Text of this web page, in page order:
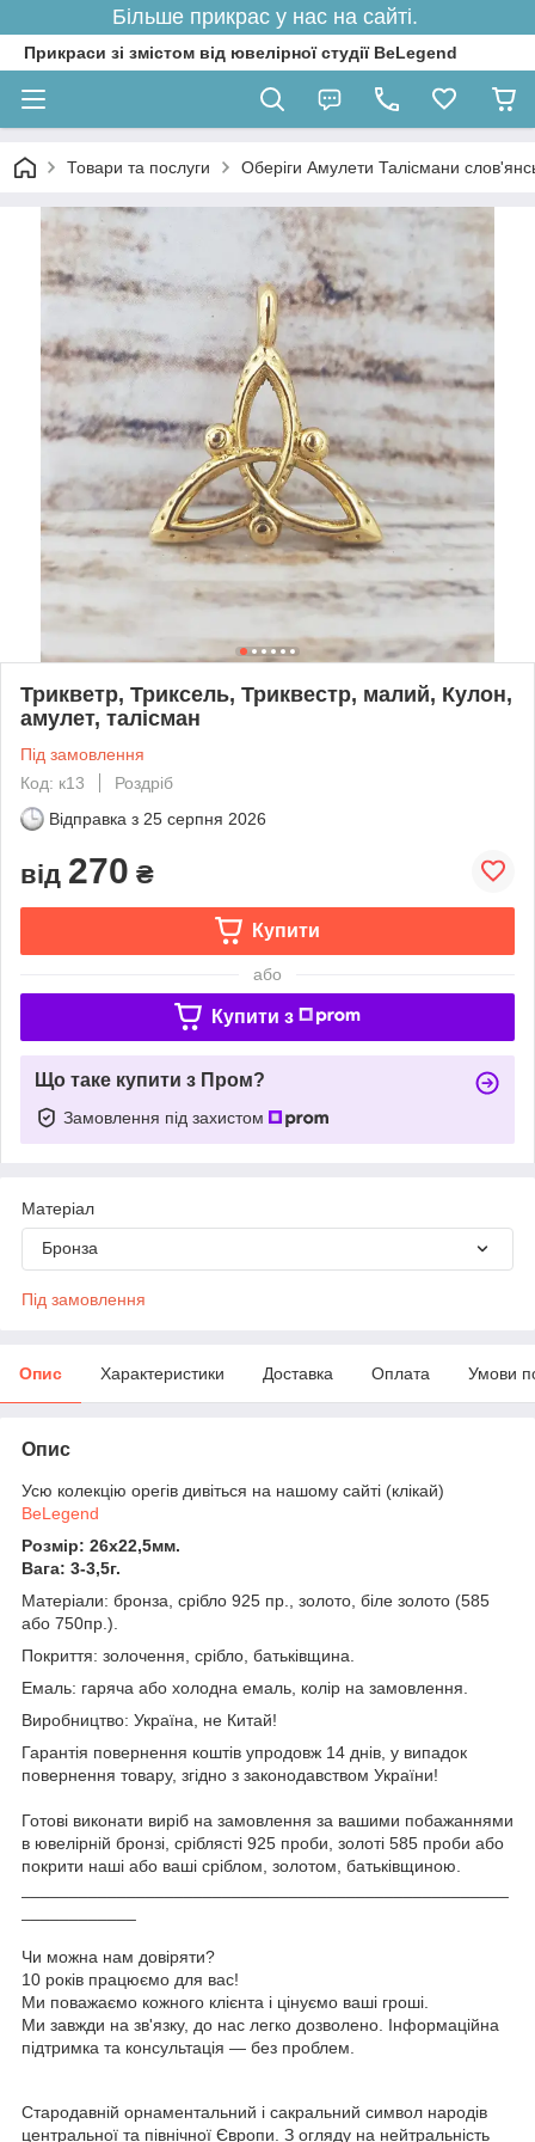
Більше прикрас у нас на сайті.
Прикраси зі змістом від ювелірної студії BeLegend
Товари та послуги Оберіги Амулети Талісмани
Трикветр, Триксель, Триквестр, малий, Кулон,
амулет, талісман
Під замовлення
Код: к13
Роздріб
Відправка з 25 серпня 2026
від 270 ₴
Купити
або
Купити з
Що таке купити з Пром?
Замовлення під захистом
Матеріал
Бронза
Під замовлення
Опис Характеристики Доставка Оплата Умови
Опис
Усю колекцію орегів дивіться на нашому сайті (клікай)
BeLegend
Розмір: 26х22,5мм.
Вага: 3-3,5г.
Матеріали: бронза, срібло 925 пр., золото, біле золото (585
або 750пр.).
Покриття: золочення, срібло, батьківщина.
Емаль: гаряча або холодна емаль, колір на замовлення.
Виробництво: Україна, не Китай!
Гарантія повернення коштів упродовж 14 днів, у випадок
повернення товару, згідно з законодавством України!
Готові виконати виріб на замовлення за вашими побажаннями
в ювелірній бронзі, сріблясті 925 проби, золоті 585 проби або
покрити наші або ваші сріблом, золотом, батьківщиною.
Чи можна нам довіряти?
10 років працюємо для вас!
Ми поважаємо кожного клієнта і цінуємо ваші гроші.
Ми завжди на зв'язку, до нас легко дозволено. Інформаційна
підтримка та консультація — без проблем.
Стародавній орнаментальний і сакральний символ народів
центральної та північної Європи. З огляду на нейтральність